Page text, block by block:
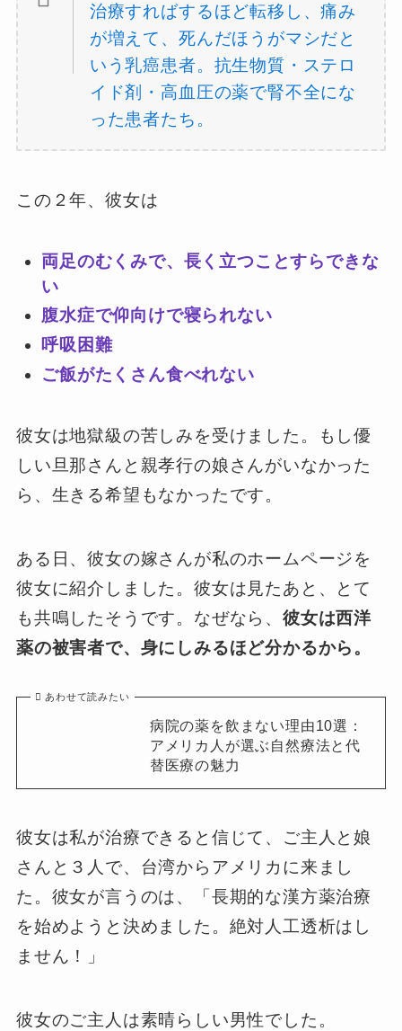
治療すればするほど転移し、痛み
が増えて、死んだほうがマシだと
いう乳癌患者。抗生物質・ステロ
イド剤・高血圧の薬で腎不全にな
った患者たち。
この２年、彼女は
両足のむくみで、長く立つことすらできな
い
腹水症で仰向けで寝られない
呼吸困難
ご飯がたくさん食べれない
彼女は地獄級の苦しみを受けました。もし優
しい旦那さんと親孝行の娘さんがいなかった
ら、生きる希望もなかったです。
ある日、彼女の嫁さんが私のホームページを
彼女に紹介しました。彼女は見たあと、とて
も共鳴したそうです。なぜなら、彼女は西洋
薬の被害者で、身にしみるほど分かるから。
あわせて読みたい
病院の薬を飲まない理由10選：
アメリカ人が選ぶ自然療法と代
替医療の魅力
彼女は私が治療できると信じて、ご主人と娘
さんと３人で、台湾からアメリカに来まし
た。彼女が言うのは、「長期的な漢方薬治療
を始めようと決めました。絶対人工透析はし
ません！」
彼女のご主人は素晴らしい男性でした。